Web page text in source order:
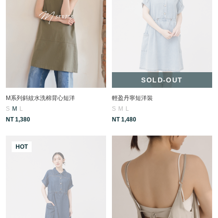
M系列斜紋水洗棉背心短洋
S M
L
NT 1,380
SOLD-OUT
輕盈丹寧短洋裝
S M
L
NT 1,480
HOT